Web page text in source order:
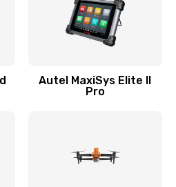
Autel MaxiSys Elite II
Pro